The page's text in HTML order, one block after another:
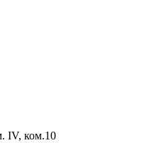
IV, ком.10